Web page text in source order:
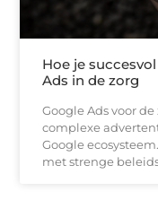
Hoe je
Ads in de zorg
Google Ads voor
complexe
Google
met strenge